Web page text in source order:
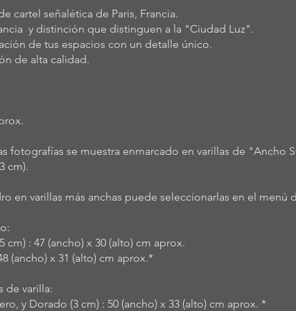
cartel señalética de Paris, Francia.
y distinción que distinguen a la "Ciudad Luz".
de tus espacios con un detalle único.
de alta calidad.
fotografías se muestra enmarcado en varillas de "Ancho
cm).
en varillas más anchas puede seleccionarlas en el menú
: 47 (ancho) x 30 (alto) cm aprox.
(ancho) x 31 (alto) cm aprox.*
de varilla:
y Dorado (3 cm) : 50 (ancho) x 33 (alto) cm aprox. *